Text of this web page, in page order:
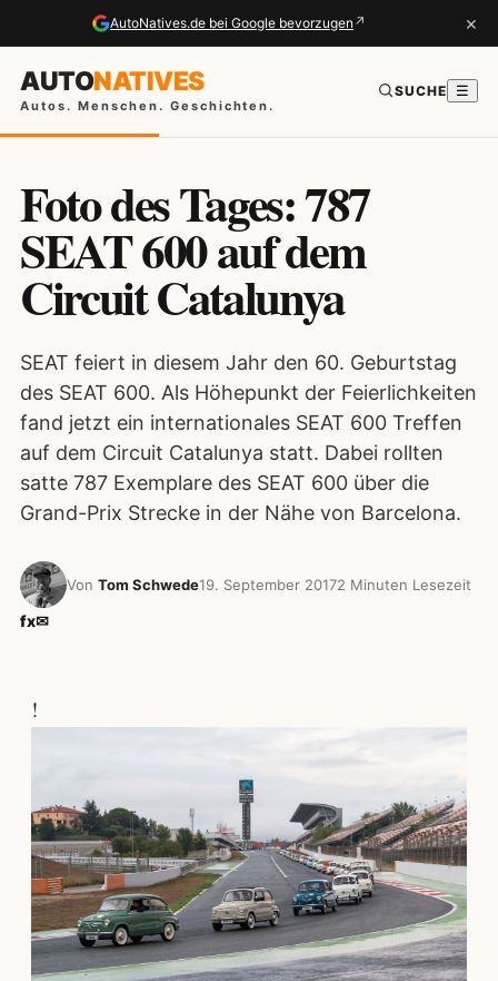
AutoNatives.de bei Google bevorzugen ↗ ×
AUTONATIVES
Autos. Menschen. Geschichten.
SUCHE ☰
Foto des Tages: 787
SEAT 600 auf dem
Circuit Catalunya
SEAT feiert in diesem Jahr den 60. Geburtstag
des SEAT 600. Als Höhepunkt der Feierlichkeiten
fand jetzt ein internationales SEAT 600 Treffen
auf dem Circuit Catalunya statt. Dabei rollten
satte 787 Exemplare des SEAT 600 über die
Grand-Prix Strecke in der Nähe von Barcelona.
Von Tom Schwede19. September 20172 Minuten Lesezeit
fx✉
!